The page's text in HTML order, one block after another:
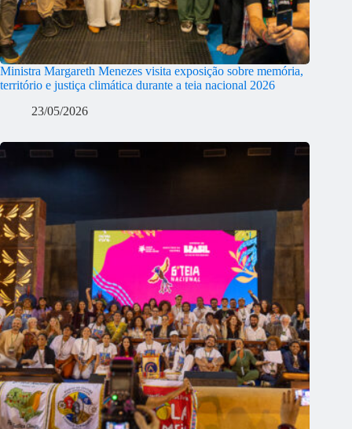
Ministra Margareth Menezes visita exposição sobre memória,
território e justiça climática durante a teia nacional 2026
23/05/2026